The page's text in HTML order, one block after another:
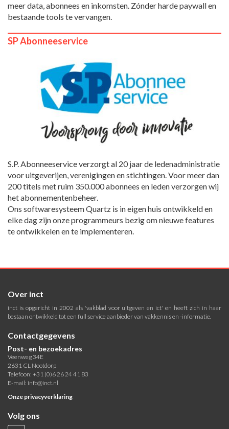
meer data, abonnees en inkomsten. Zónder harde paywall en
bestaande tools te vervangen.
SP Abonneeservice
S.P. Abonneeservice verzorgt al 20 jaar de ledenadministratie
voor uitgeverijen, verenigingen en stichtingen. Voor meer dan
200 titels met ruim 350.000 abonnees en leden verzorgen wij
het abonnementenbeheer.
Ons softwaresysteem Quartz is in eigen huis ontwikkeld en
elke dag zijn onze programmeurs bezig om nieuwe features
te ontwikkelen en te implementeren.
Over inct
inct is opgericht in 2002 als 'vakblad voor uitgeven en ict' en heeft zich in haar
bestaan ontwikkeld tot een full service aanbieder van vakkennis en -informatie.
Contactgegevens
Post- en bezoekadres
Veenweg 34E
2631 CL Nootdorp
Telefoon: +31 (0)6 26 24 41 83
E-mail: info@inct.nl
Onze privacyverklaring
Volg ons